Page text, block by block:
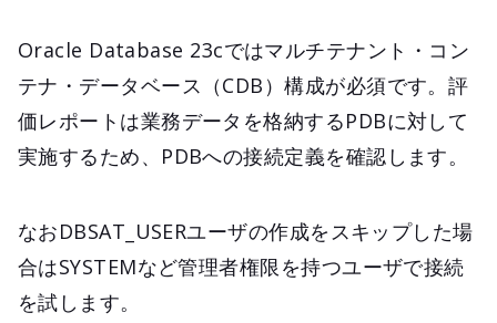
Oracle Database 23cではマルチテナント・コン
テナ・データベース（CDB）構成が必須です。評
価レポートは業務データを格納するPDBに対して
実施するため、PDBへの接続定義を確認します。
なおDBSAT_USERユーザの作成をスキップした場
合はSYSTEMなど管理者権限を持つユーザで接続
を試します。